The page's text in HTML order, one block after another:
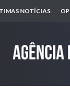
NOTÍCIAS